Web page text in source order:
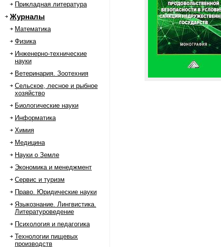
Прикладная литература
Журналы
Математика
Физика
Инженерно-технические
науки
Ветеринария. Зоотехния
Сельское, лесное и рыбное
хозяйство
Биологические науки
Информатика
Химия
Медицина
Науки о Земле
Экономика и менеджмент
Сервис и туризм
Право. Юридические науки
Языкознание. Лингвистика.
Литературоведение
Психология и педагогика
Технологии пищевых
производств